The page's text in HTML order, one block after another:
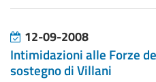
12-09-2008
Intimidazioni alle Forze
sostegno di Villani